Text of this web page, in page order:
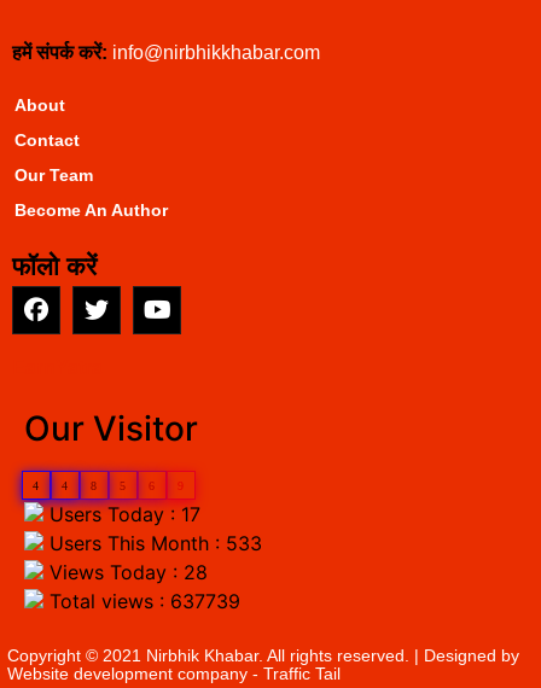
हमें संपर्क करें: info@nirbhikkhabar.com
About
Contact
Our Team
Become An Author
फॉलो करें
Our Visitor
4 4 8 5 6 9
Users Today : 17
Users This Month : 533
Views Today : 28
Total views : 637739
Copyright © 2021 Nirbhik Khabar. All rights reserved. | Designed by
Website development company - Traffic Tail